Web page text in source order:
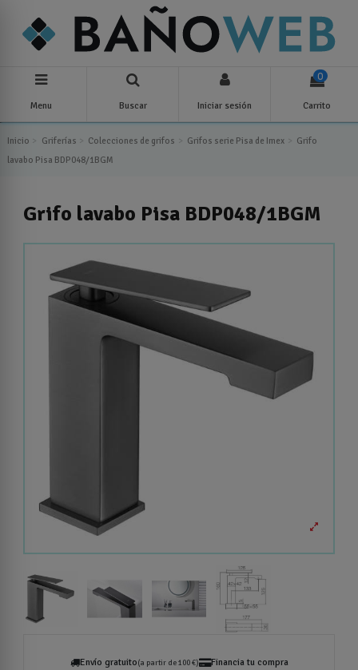
Menu Buscar Iniciar sesión
0
Carrito
Inicio Griferías Colecciones de grifos Grifos serie Pisa de Imex
Grifo
lavabo Pisa BDP048/1BGM
Grifo lavabo Pisa BDP048/1BGM
Envío gratuito(a partir de 100 €)
Financia tu compra